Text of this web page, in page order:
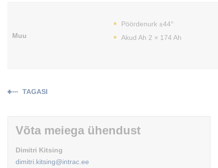
Muu
Pöördenurk ±44°
Akud Ah 2 × 174 Ah
TAGASI
Võta meiega ühendust
Dimitri Kitsing
dimitri.kitsing@intrac.ee